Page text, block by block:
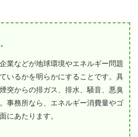
業などが地球環境やエネルギー問題
いるかを明らかにすることです。具
突からの排ガス、排水、騒音、悪臭
事務所なら、エネルギー消費量やゴ
にあたります。